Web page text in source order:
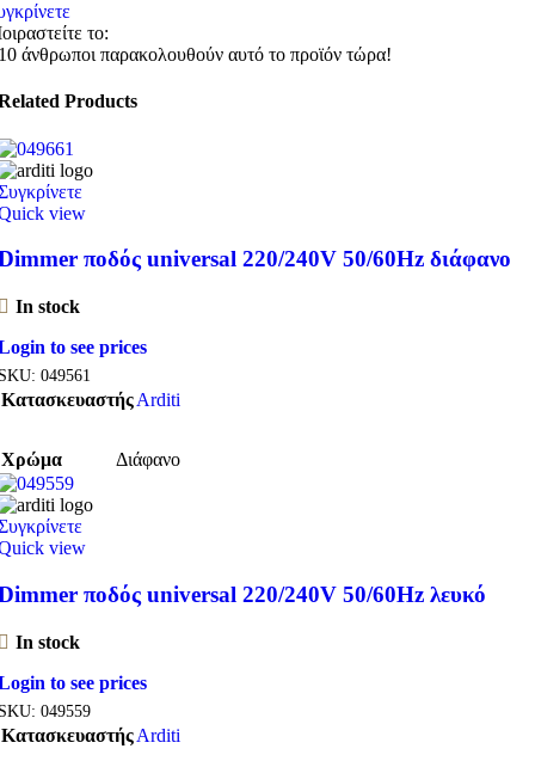
το:
άνθρωποι παρακολουθούν αυτό το προϊόν τώρα!
Products
view
ποδός universal 220/240V 50/60Hz διάφανο
In stock
to see prices
049561
ΚατασκευαστήςArditi
Χρώμα Διάφανο
view
ποδός universal 220/240V 50/60Hz λευκό
In stock
to see prices
049559
ΚατασκευαστήςArditi